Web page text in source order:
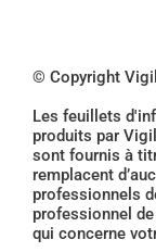
© Copyright
Les feuillets
produits par
sont fournis à
remplacent
professionnels
professionnel
qui concerne